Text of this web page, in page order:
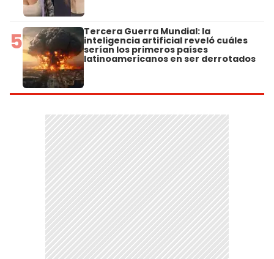
5 Tercera Guerra Mundial: la
inteligencia artificial reveló cuáles
serían los primeros países
latinoamericanos en ser derrotados